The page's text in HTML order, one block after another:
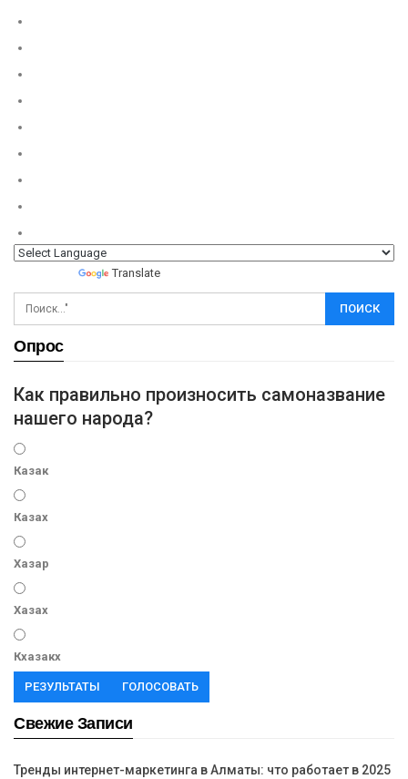
Translate
Опрос
Как правильно произносить самоназвание
нашего народа?
Казак
Казах
Хазар
Хазах
Кхазакх
РЕЗУЛЬТАТЫ ГОЛОСОВАТЬ
Свежие Записи
Тренды интернет-маркетинга в Алматы: что работает в 2025